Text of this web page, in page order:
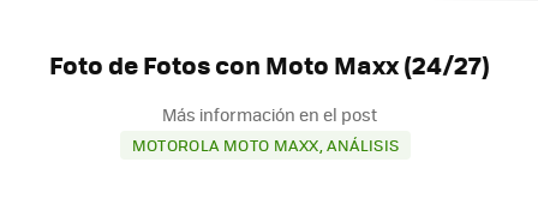
Foto de Fotos con Moto Maxx (24/27)
Más información en el post
MOTOROLA MOTO MAXX, ANÁLISIS